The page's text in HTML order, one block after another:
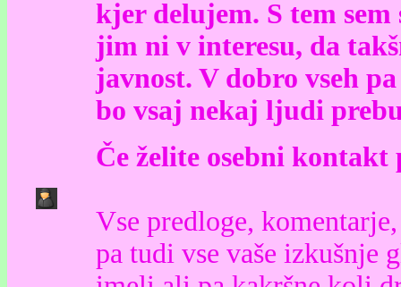
kjer delujem. S tem
jim ni v interesu, da
javnost. V dobro vseh
bo vsaj nekaj ljudi
Če želite osebni
Vse predloge,
pa tudi vse vaše izkušnje